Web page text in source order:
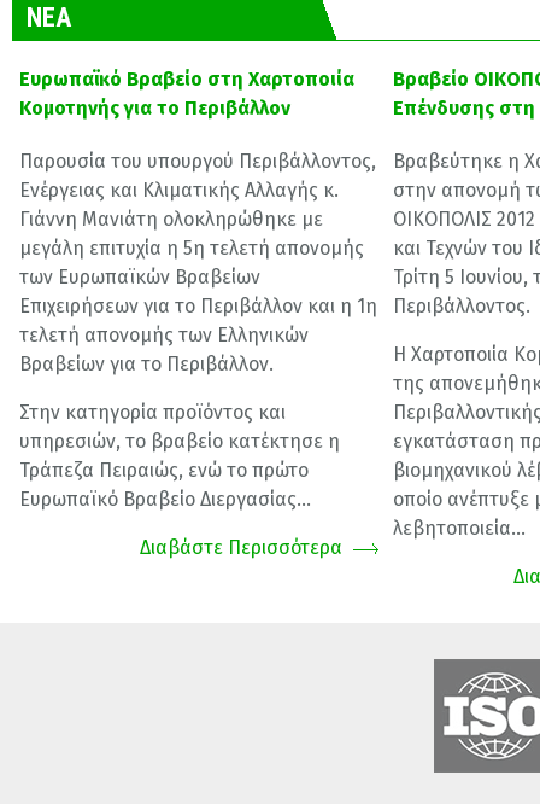
ΝΕΑ
Ευρωπαϊκό Βραβείο στη Χαρτοποιία
Κομοτηνής για το Περιβάλλον
Παρουσία του υπουργού Περιβάλλοντος,
Ενέργειας και Κλιματικής Αλλαγής κ.
Γιάννη Μανιάτη ολοκληρώθηκε με
μεγάλη επιτυχία η 5η τελετή απονομής
των Ευρωπαϊκών Βραβείων
Επιχειρήσεων για το Περιβάλλον και η 1η
τελετή απονομής των Ελληνικών
Βραβείων για το Περιβάλλον.
Στην κατηγορία προϊόντος και
υπηρεσιών, το βραβείο κατέκτησε η
Τράπεζα Πειραιώς, ενώ το πρώτο
Ευρωπαϊκό Βραβείο Διεργασίας...
Διαβάστε Περισσότερα
Βραβείο
Επένδυσης στη
Βραβεύτηκε η
στην απονομή
ΟΙΚΟΠΟΛΙΣ
και Τεχνών του
Τρίτη 5
Περιβάλλοντος.
Η Χαρτοποιία
της
εγκατάσταση
βιομηχανικού
οποίο ανέπτυξε
λεβητοποιεία...